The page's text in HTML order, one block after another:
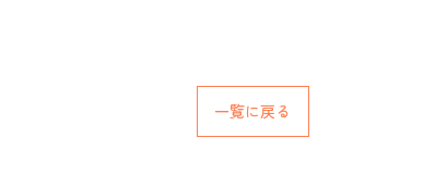
一覧に戻る